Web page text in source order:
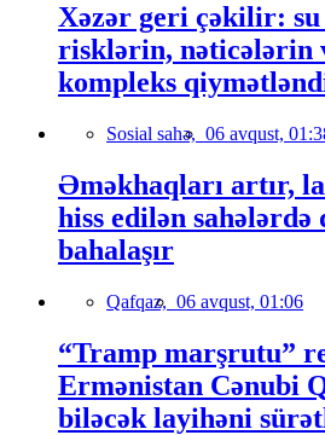
Xəzər geri çəkilir: su
risklərin, nəticələrin
kompleks
Sosial sahə, 06 avqust,
Əməkhaqları artır,
hiss edilən sahələrdə
bahalaşır
Qafqaz, 06 avqust, 01:06
“Tramp marşrutu”
Ermənistan Cənubi
biləcək layihəni